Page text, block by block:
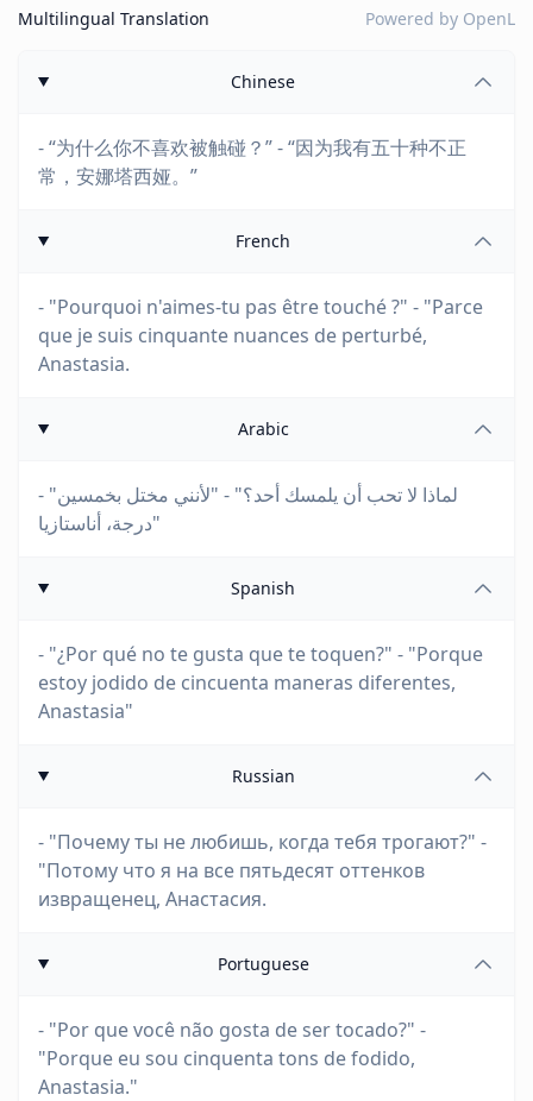
Multilingual Translation Powered by OpenL
Chinese
- “为什么你不喜欢被触碰？” - “因为我有五十种不正
常，安娜塔西娅。”
French
- "Pourquoi n'aimes-tu pas être touché ?" - "Parce
que je suis cinquante nuances de perturbé,
Anastasia.
Arabic
- "لماذا لا تحب أن يلمسك أحد؟" - "لأنني مختل بخمسين
درجة، أناستازيا"
Spanish
- "¿Por qué no te gusta que te toquen?" - "Porque
estoy jodido de cincuenta maneras diferentes,
Anastasia"
Russian
- "Почему ты не любишь, когда тебя трогают?" -
"Потому что я на все пятьдесят оттенков
извращенец, Анастасия.
Portuguese
- "Por que você não gosta de ser tocado?" -
"Porque eu sou cinquenta tons de fodido,
Anastasia."